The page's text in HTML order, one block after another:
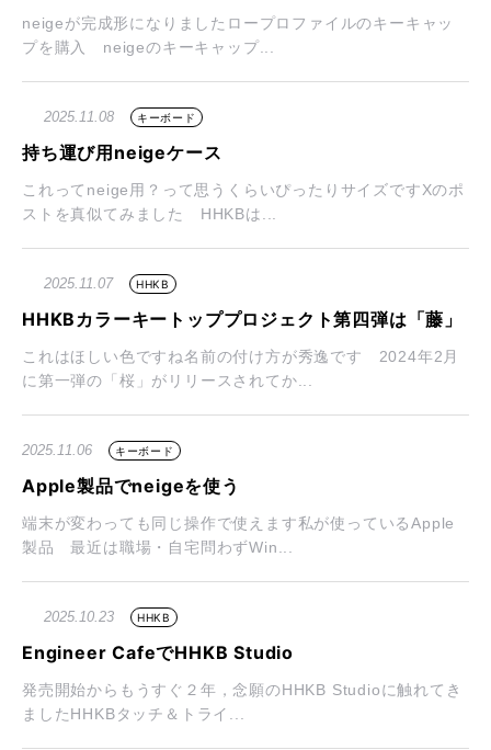
neigeが完成形になりましたロープロファイルのキーキャッ
プを購入 neigeのキーキャップ...
2025.11.08 キーボード
持ち運び用neigeケース
これってneige用？って思うくらいぴったりサイズですXのポ
ストを真似てみました HHKBは...
2025.11.07 HHKB
HHKBカラーキートッププロジェクト第四弾は「藤」
これはほしい色ですね名前の付け方が秀逸です 2024年2月
に第一弾の「桜」がリリースされてか...
2025.11.06 キーボード
Apple製品でneigeを使う
端末が変わっても同じ操作で使えます私が使っているApple
製品 最近は職場・自宅問わずWin...
2025.10.23 HHKB
Engineer CafeでHHKB Studio
発売開始からもうすぐ２年，念願のHHKB Studioに触れてき
ましたHHKBタッチ＆トライ...